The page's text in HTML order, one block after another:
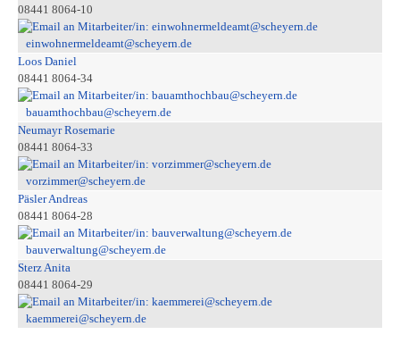
08441 8064-10
einwohnermeldeamt@scheyern.de
Loos Daniel
08441 8064-34
bauamthochbau@scheyern.de
Neumayr Rosemarie
08441 8064-33
vorzimmer@scheyern.de
Päsler Andreas
08441 8064-28
bauverwaltung@scheyern.de
Sterz Anita
08441 8064-29
kaemmerei@scheyern.de